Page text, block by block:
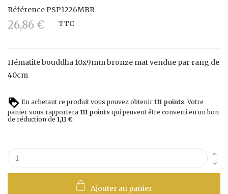
RéférencePSP1226MBR
26,86 € TTC
Hématite bouddha 10x9mm bronze mat vendue par rang de
40cm
En achetant ce produit vous pouvez obtenir 111 points. Votre
panier vous rapportera 111points qui peuvent être converti en un bon
de réduction de 1,11 €.
Ajouter au panier